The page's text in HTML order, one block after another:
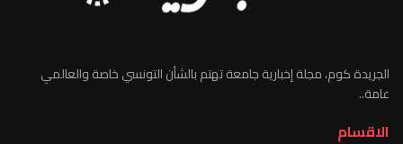
الجريدة كوم، مجلة إخبارية جامعة تهتم بالشأن التونسي خاصة والعالمي
عامة..
الاقسام